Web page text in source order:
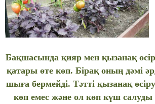
Бақшасында қияр мен қызанақ
қатары өте көп. Бірақ оның дәмі
шыға бермейді. Тәтті қызанақ
көп емес және ол көп күш салуды